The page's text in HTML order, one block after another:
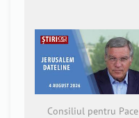
Consiliul pentru Pace